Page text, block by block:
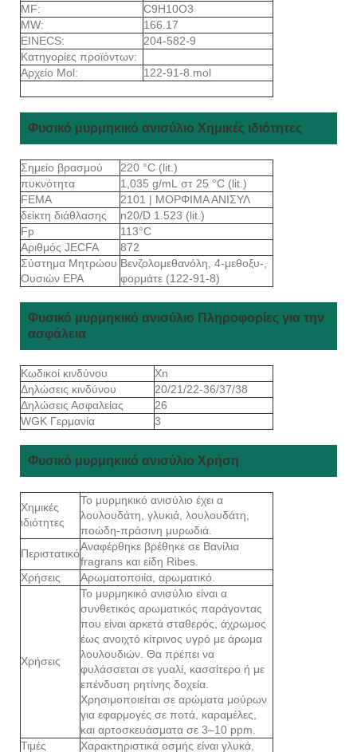
MF:
C9H10O3
MW:
166.17
EINECS:
204-582-9
Κατηγορίες προϊόντων:
Αρχείο Mol:
122-91-8.mol
Φυσικό μυρμηκικό ανισύλιο Χημικές ιδιότητες
Σημείο βρασμού
220 °C (lit.)
πυκνότητα
1,035 g/mL στ 25 °C (lit.)
FEMA
2101 | ΜΟΡΦΙΜΑ ΑΝΙΣΥΛ
δείκτη διάθλασης
n20/D 1.523 (lit.)
Fp
113°C
Αριθμός JECFA
872
Σύστημα Μητρώου
Ουσιών EPA
Βενζολομεθανόλη, 4-μεθοξυ-,
φορμάτε (122-91-8)
Φυσικό μυρμηκικό ανισύλιο Πληροφορίες για την
ασφάλεια
Κωδικοί κινδύνου
Xn
Δηλώσεις κινδύνου
20/21/22-36/37/38
Δηλώσεις Ασφαλείας
26
WGK Γερμανία
3
Φυσικό μυρμηκικό ανισύλιο Χρήση
Χημικές
ιδιότητες
Το μυρμηκικό ανισύλιο έχει α
λουλουδάτη, γλυκιά, λουλουδάτη,
ποώδη-πράσινη μυρωδιά.
Περιστατικό
Αναφέρθηκε βρέθηκε σε Βανίλια
fragrans και είδη Ribes.
Χρήσεις
Αρωματοποιία, αρωματικό.
Χρήσεις
Το μυρμηκικό ανισύλιο είναι α
συνθετικός αρωματικός παράγοντας
που είναι αρκετά σταθερός, άχρωμος
έως ανοιχτό κίτρινος υγρό με άρωμα
λουλουδιών. Θα πρέπει να
φυλάσσεται σε γυαλί, κασσίτερο ή με
επένδυση ρητίνης δοχεία.
Χρησιμοποιείται σε αρώματα μούρων
για εφαρμογές σε ποτά, καραμέλες,
και αρτοσκευάσματα σε 3–10 ppm.
Τιμές
Χαρακτηριστικά οσμής είναι γλυκά,